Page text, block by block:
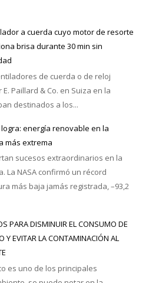
a cuerda cuyo motor de resorte
brisa durante 30 min sin
de cuerda o de reloj
Paillard & Co. en Suiza en la
destinados a los...
energía renovable en la
más extrema
sucesos extraordinarios en la
La NASA confirmó un récord
más baja jamás registrada, –93,2
PARA DISMINUIR EL CONSUMO DE
Y EVITAR LA CONTAMINACIÓN AL
es uno de los principales